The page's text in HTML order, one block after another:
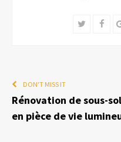
Twitter
DON'T MISS IT
Rénovation de sous-
en pièce de vie